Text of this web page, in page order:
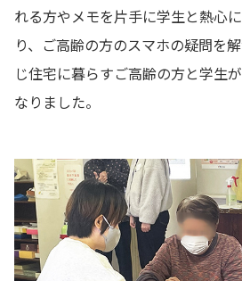
れる方やメモを片手に学生と熱心
り、ご高齢の方のスマホの疑問を
じ住宅に暮らすご高齢の方と学生
なりました。